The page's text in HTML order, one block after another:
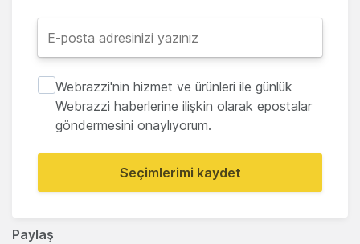
Paylaş
Webrazzi'nin hizmet ve ürünleri ile günlük
Webrazzi haberlerine ilişkin olarak epostalar
göndermesini onaylıyorum.
Seçimlerimi kaydet